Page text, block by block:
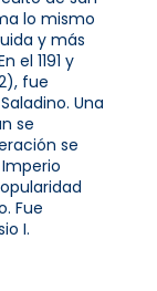
lo mismo
y más
el 1191 y
fue
Una
se
se
Fue
I.